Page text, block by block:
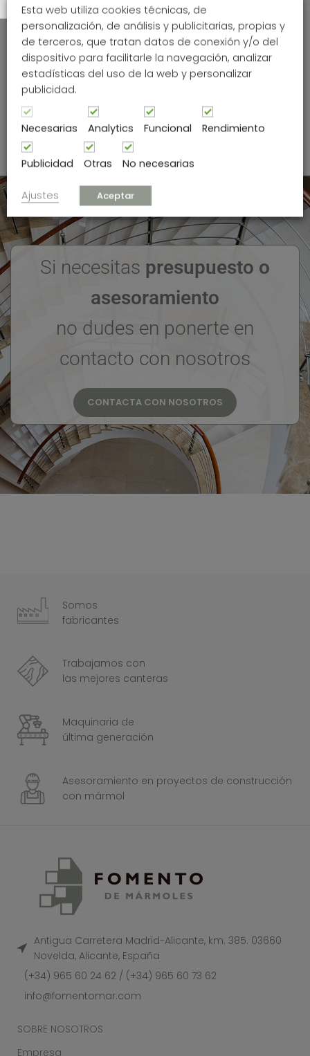
ALTERNAR TAMAÑO DE LETRA
Si necesitas presupuesto o
asesoramiento
no dudes en ponerte en
contacto con nosotros
CONTACTA CON NOSOTROS
Somos
fabricantes
Trabajamos con
las mejores canteras
Maquinaria de
última generación
Asesoramiento en proyectos de construcción
con mármol
Antigua Carretera Madrid-Alicante, km. 385. 03660
Novelda, Alicante, España
(+34) 965 60 24 62 / (+34) 965 60 73 62
info@fomentomar.com
SOBRE NOSOTROS
Empresa
Esta web utiliza cookies técnicas, de
personalización, de análisis y publicitarias, propias y
de terceros, que tratan datos de conexión y/o del
dispositivo para facilitarle la navegación, analizar
estadísticas del uso de la web y personalizar
publicidad.
Necesarias Analytics Funcional Rendimiento
Publicidad Otras No necesarias
Ajustes Aceptar